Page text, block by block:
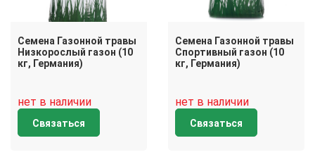
Семена Газонной травы
Низкорослый газон (10
кг, Германия)
нет в наличии
Связаться
Семена Газонной травы
Спортивный газон (10
кг, Германия)
нет в наличии
Связаться